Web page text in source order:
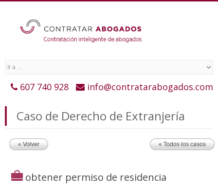
607 740 928 info@contratarabogados.com
Caso de Derecho de Extranjería
« Volver « Todos los casos
obtener permiso de residencia